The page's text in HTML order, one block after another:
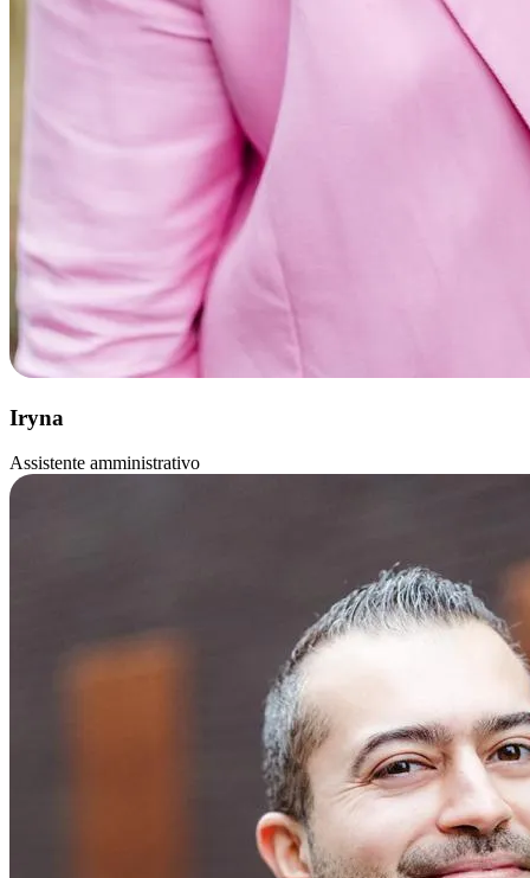
Iryna
Assistente amministrativo